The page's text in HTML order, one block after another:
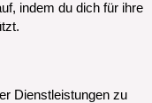
indem du dich für ihre
Dienstleistungen zu